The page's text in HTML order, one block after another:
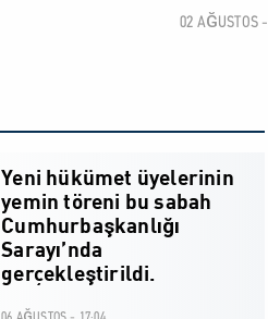
02 AĞUSTOS
Yeni hükümet üyelerinin
yemin töreni bu sabah
Cumhurbaşkanlığı
Sarayı’nda
gerçekleştirildi.